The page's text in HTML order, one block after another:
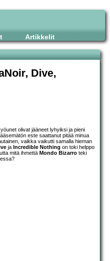
Artikkelit
Dive,
olivat jääneet lyhyiksi ja pieni
este saattanut pitää minua
vaikka vaikutti samalla hieman
ja Incredible Nothing on toki helppo
mitä ihmettä Mondo Bizarro teki